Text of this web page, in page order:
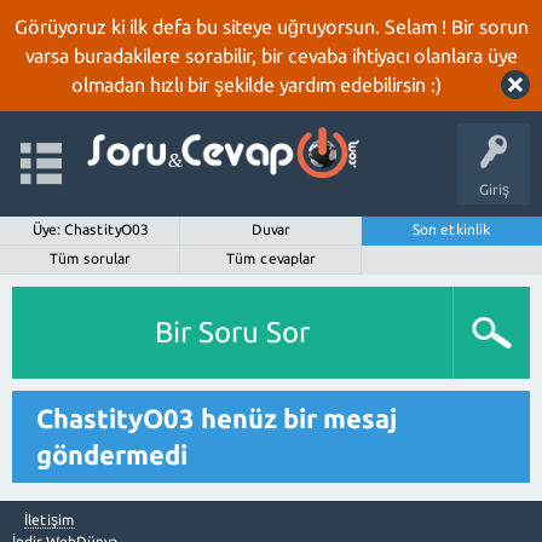
Görüyoruz ki ilk defa bu siteye uğruyorsun. Selam ! Bir sorun
varsa buradakilere sorabilir, bir cevaba ihtiyacı olanlara üye
olmadan hızlı bir şekilde yardım edebilirsin :)
Giriş
Üye: ChastityO03 Duvar
Son etkinlik
Tüm sorular
Tüm cevaplar
Bir Soru Sor
ChastityO03 henüz bir mesaj
göndermedi
İletişim